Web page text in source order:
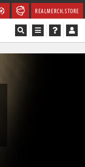
REALMERCH.STORE